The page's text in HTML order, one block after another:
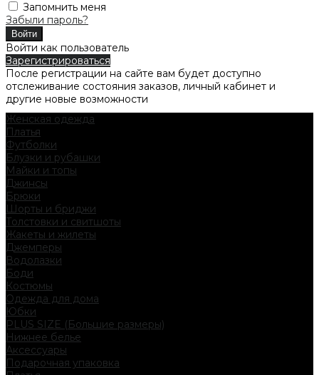
Запомнить меня
Забыли пароль?
Войти как пользователь
Зарегистрироваться
После регистрации на сайте вам будет доступно
отслеживание состояния заказов, личный кабинет и
другие новые возможности
Женская одежда
Платья
Футболки
Блузки и рубашки
Майки и топы
Джинсы
Брюки
Шорты и бриджи
Толстовки и свитшоты
Жакеты и жилеты
Джемперы
Водолазки
Боди
Костюмы
Одежда для дома
Юбки
PLUS SIZE (Большие размеры)
Нижнее белье
Аксессуары
Подарочная упаковка